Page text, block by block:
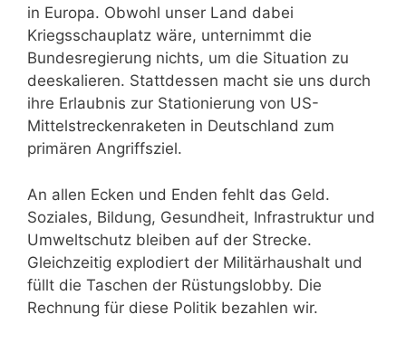
in Europa. Obwohl unser Land dabei
Kriegsschauplatz wäre, unternimmt die
Bundesregierung nichts, um die Situation zu
deeskalieren. Stattdessen macht sie uns durch
ihre Erlaubnis zur Stationierung von US-
Mittelstreckenraketen in Deutschland zum
primären Angriffsziel.
An allen Ecken und Enden fehlt das Geld.
Soziales, Bildung, Gesundheit, Infrastruktur und
Umweltschutz bleiben auf der Strecke.
Gleichzeitig explodiert der Militärhaushalt und
füllt die Taschen der Rüstungslobby. Die
Rechnung für diese Politik bezahlen wir.